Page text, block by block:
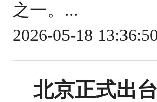
之一。...
2026-05-18
北京正式出